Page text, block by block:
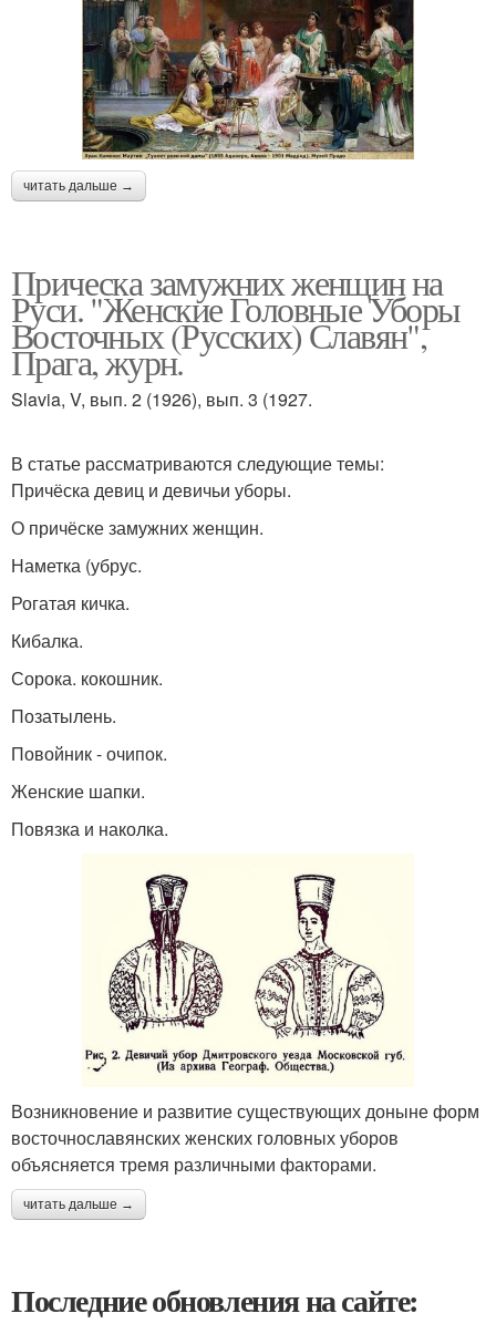
читать дальше →
Прическа замужних женщин на
Руси. "Женские Головные Уборы
Восточных (Русских) Славян",
Прага, журн.
Slavia, V, вып. 2 (1926), вып. 3 (1927.
В статье рассматриваются следующие темы:
Причёска девиц и девичьи уборы.
О причёске замужних женщин.
Наметка (убрус.
Рогатая кичка.
Кибалка.
Сорока. кокошник.
Позатылень.
Повойник - очипок.
Женские шапки.
Повязка и наколка.
Возникновение и развитие существующих доныне форм
восточнославянских женских головных уборов
объясняется тремя различными факторами.
читать дальше →
Последние обновления на сайте: